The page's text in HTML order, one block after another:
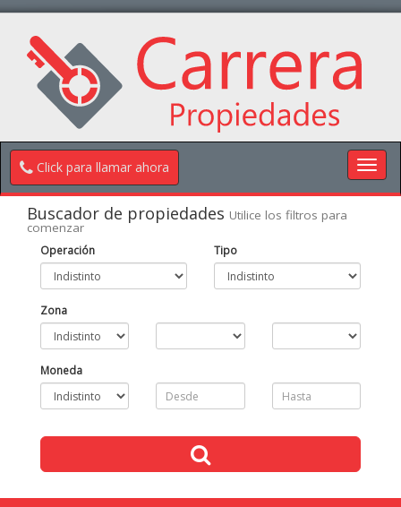
Click para llamar ahora
Buscador de propiedades Utilice los filtros para
comenzar
Operación Tipo
Zona
Moneda